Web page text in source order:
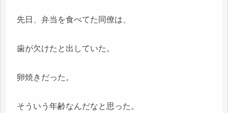
先日、弁当を食べてた同僚は、
歯が欠けたと出していた。
卵焼きだった。
そういう年齢なんだなと思った。